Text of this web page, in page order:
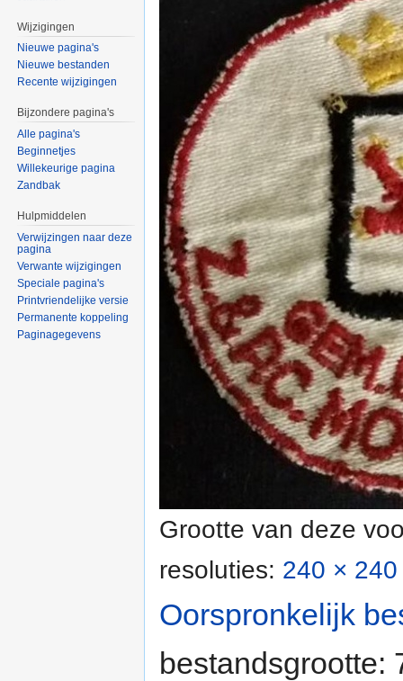
Grootte van deze
resoluties: 240 ×
Oorspronkelijk
bestandsgrootte:
Wijzigingen
Nieuwe pagina's
Nieuwe bestanden
Recente wijzigingen
Bijzondere pagina's
Alle pagina's
Beginnetjes
Willekeurige pagina
Zandbak
Hulpmiddelen
Verwijzingen naar deze
pagina
Verwante wijzigingen
Speciale pagina's
Printvriendelijke versie
Permanente koppeling
Paginagegevens